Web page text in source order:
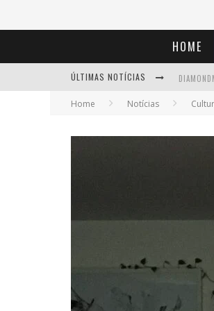
HOME
ÚLTIMAS NOTÍCIAS
Home Notícias